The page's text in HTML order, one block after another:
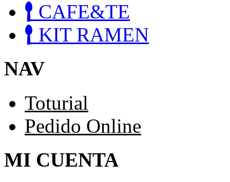
CAFE&TE
KIT RAMEN
NAV
Toturial
Pedido Online
MI CUENTA